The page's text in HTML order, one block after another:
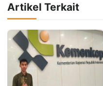
Artikel Terkait